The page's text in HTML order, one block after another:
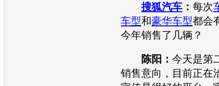
搜狐汽车 ： 每次
车型和豪华车型都会
今年销售了几辆？
陈阳： 今天是第
销售意向，目前正在